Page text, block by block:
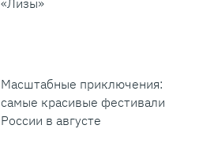
Масштабные приключения:
самые красивые фестивали
России в августе